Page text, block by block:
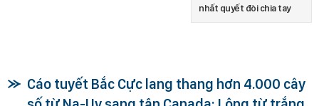
nhất quyết đòi chia tay
Cáo tuyết Bắc Cực lang thang hơn 4.000 cây